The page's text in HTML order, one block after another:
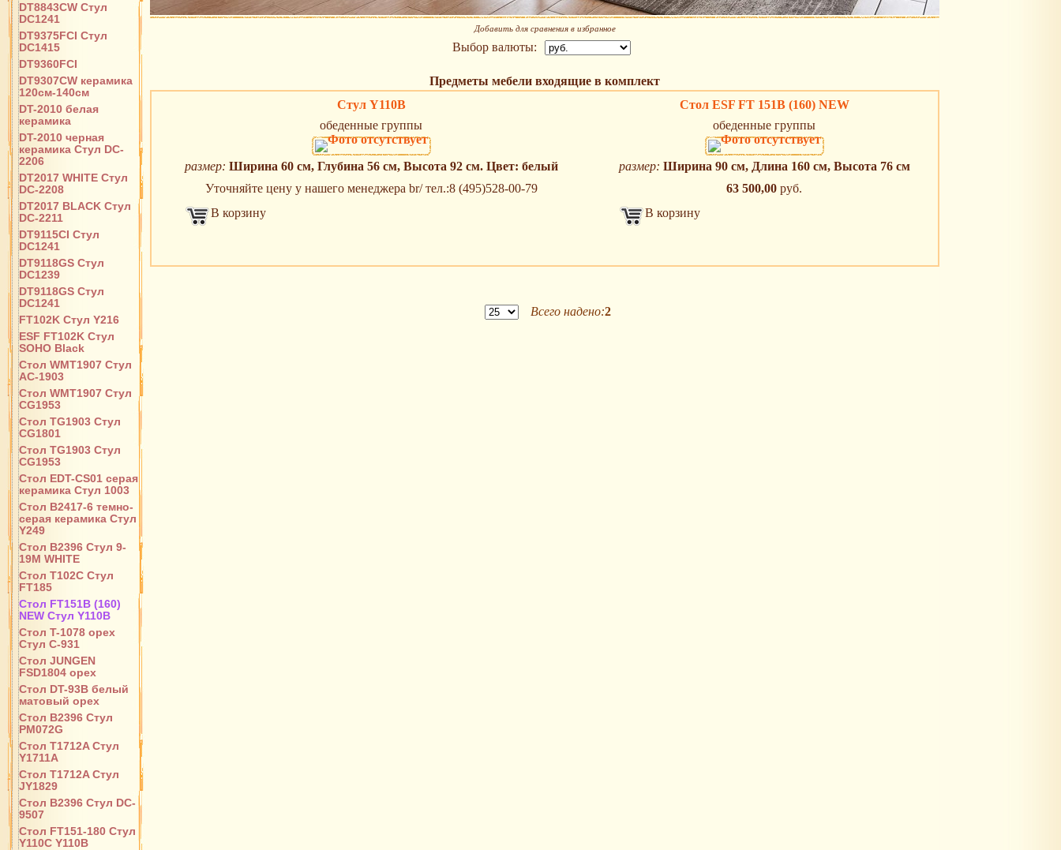
DT8843CW Стул
DC1241
DT9375FCI Стул
DC1415
DT9360FCI
DT9307CW керамика
120см-140см
DT-2010 белая
керамика
DT-2010 черная
керамика Стул DC-
2206
DT2017 WHITE Стул
DC-2208
DT2017 BLACK Стул
DC-2211
DT9115CI Стул
DC1241
DT9118GS Стул
DC1239
DT9118GS Стул
DC1241
FT102K Стул Y216
ESF FT102K Стул
SOHO Black
Стол WMT1907 Стул
AC-1903
Стол WMT1907 Стул
CG1953
Стол TG1903 Стул
CG1801
Стол TG1903 Стул
CG1953
Стол EDT-CS01 серая
керамика Стул 1003
Стол B2417-6 темно-
серая керамика Стул
Y249
Стол B2396 Стул 9-
19M WHITE
Стол T102C Стул
FT185
Стол FT151B (160)
NEW Стул Y110B
Стол T-1078 орех
Стул С-931
Стол JUNGEN
FSD1804 орех
Стол DT-93B белый
матовый орех
Стол B2396 Стул
PM072G
Стол T1712A Стул
Y1711A
Стол T1712A Стул
JY1829
Стол B2396 Стул DC-
9507
Стол FT151-180 Стул
Y110С Y110B
Добавить для сравнения в избранное
Выбор валюты:
Предметы мебели входящие в комплект
Стул Y110B
обеденные группы
размер: Ширина 60 см, Глубина 56 см, Высота 92 см. Цвет: белый
Уточняйте цену у нашего менеджера br/ тел.:8 (495)528-00-79
В корзину
Стол ESF FT 151B (160) NEW
обеденные группы
размер: Ширина 90 см, Длина 160 см, Высота 76 см
63 500,00 руб.
В корзину
Всего надено:2